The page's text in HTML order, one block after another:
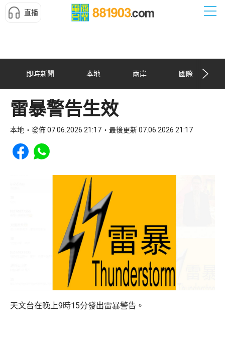
直播
即時新聞 本地 兩岸 國際
雷暴警告生效
本地 發佈 07.06.2026 21:17 最後更新 07.06.2026 21:17
Share to Facebook
Share to WhatsApp
天文台在晚上9時15分發出雷暴警告。